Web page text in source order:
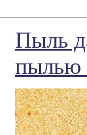
Пыль
пылью